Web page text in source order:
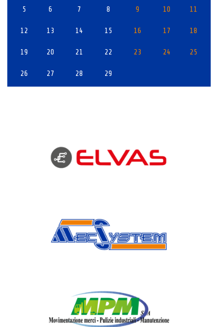
5 6 7 8 9 10 11
12 13 14 15 16 17 18
19 20 21 22 23 24 25
26 27 28 29